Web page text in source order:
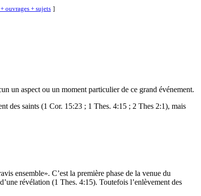
ouvrages + sujets ]
un aspect ou un moment particulier de ce grand événement.
des saints (1 Cor. 15:23 ; 1 Thes. 4:15 ; 2 Thes 2:1), mais
ensemble». C’est la première phase de la venue du
révélation (1 Thes. 4:15). Toutefois l’enlèvement des